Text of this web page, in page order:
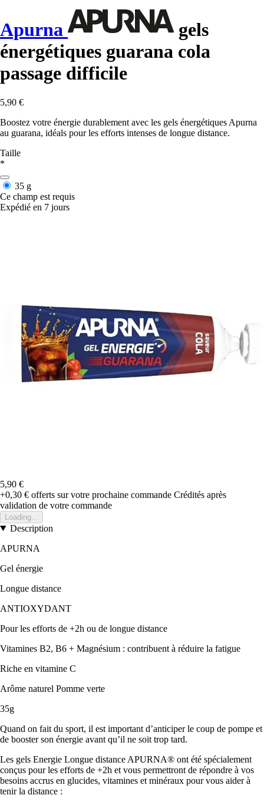
Apurna
gels
énergétiques guarana cola
passage difficile
5,90 €
Boostez votre énergie durablement avec les gels énergétiques Apurna
au guarana, idéals pour les efforts intenses de longue distance.
Taille
*
35 g
Ce champ est requis
Expédié en 7 jours
5,90 €
+0,30 € offerts sur votre prochaine commande Crédités après
validation de votre commande
Loading...
Description
APURNA
Gel énergie
Longue distance
ANTIOXYDANT
Pour les efforts de +2h ou de longue distance
Vitamines B2, B6 + Magnésium : contribuent à réduire la fatigue
Riche en vitamine C
Arôme naturel Pomme verte
35g
Quand on fait du sport, il est important d’anticiper le coup de pompe et
de booster son énergie avant qu’il ne soit trop tard.
Les gels Energie Longue distance APURNA® ont été spécialement
conçus pour les efforts de +2h et vous permettront de répondre à vos
besoins accrus en glucides, vitamines et minéraux pour vous aider à
tenir la distance :